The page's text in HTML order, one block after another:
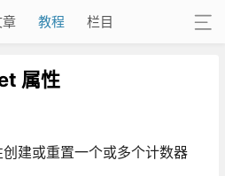
教程 栏目
属性
建或重置一个或多个计数器